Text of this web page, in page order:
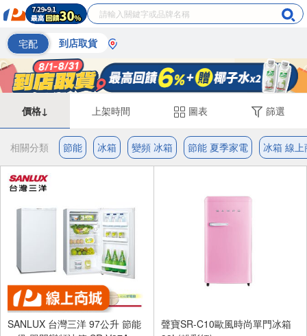
宅配 到店取貨
價格↓ 上架時間 圖表 篩選
相關分類 節能 冰箱 變頻 冰箱 節能 夏季家電 冰箱 線上
SANLUX 台灣三洋 97公升 節能
聲寶SR-C10歐風時尚單門冰箱